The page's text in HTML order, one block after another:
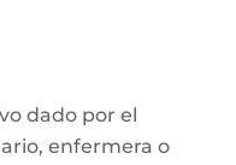
dado por el
enfermera o